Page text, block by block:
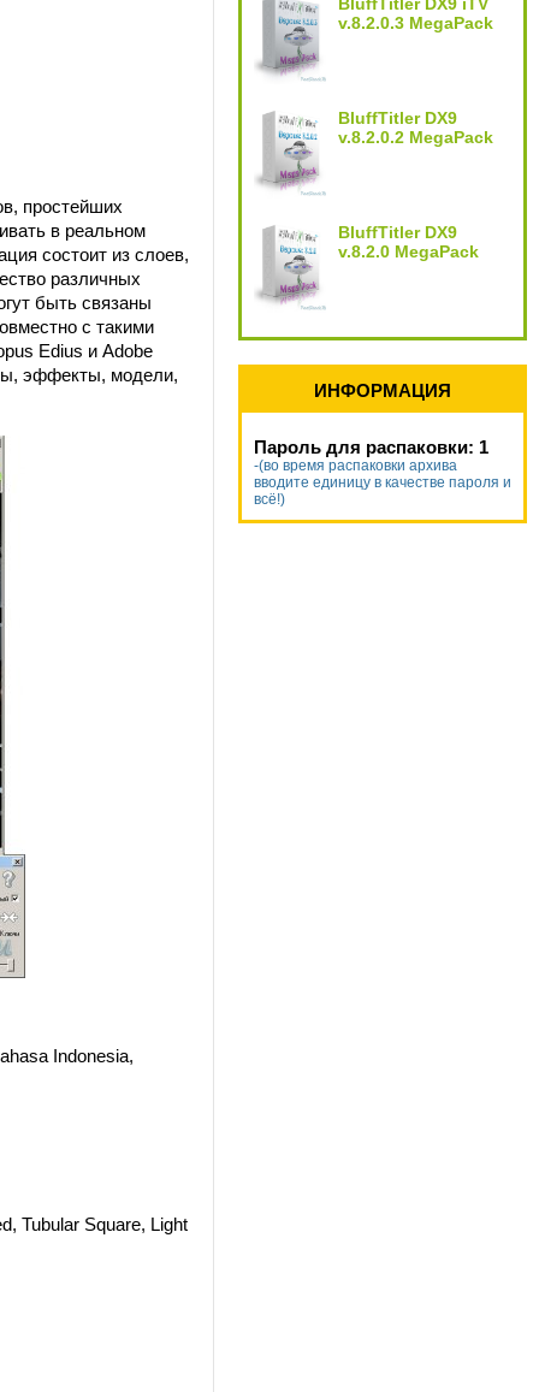
простейших
в реальном
состоит из слоев,
различных
быть связаны
с такими
Edius и Adobe
эффекты, модели,
Indonesia,
Tubular Square, Light
v.8.2.0.3 MegaPack
BluffTitler DX9
v.8.2.0.2 MegaPack
BluffTitler DX9
v.8.2.0 MegaPack
ИНФОРМАЦИЯ
Пароль для распаковки: 1
-(во время распаковки архива
вводите единицу в качестве пароля и
всё!)